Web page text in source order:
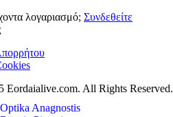
λογαριασμό; Συνδεθείτε
Eordaialive.com. All Rights Reserved.